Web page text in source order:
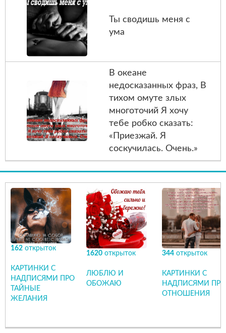
Ты сводишь меня с
ума
В океане
недосказанных фраз, В
тихом омуте злых
многоточий Я хочу
тебе робко сказать:
«Приезжай. Я
соскучилась. Очень.»
162 открыток
КАРТИНКИ С
НАДПИСЯМИ ПРО
ТАЙНЫЕ
ЖЕЛАНИЯ
1620 открыток
ЛЮБЛЮ И
ОБОЖАЮ
344 открыток
КАРТИНКИ С
НАДПИСЯМИ ПРО
ОТНОШЕНИЯ